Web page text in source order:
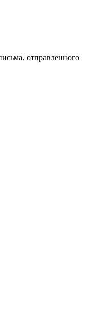
отправленного